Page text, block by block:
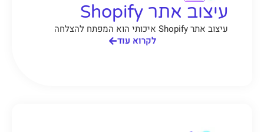
עיצוב אתר Shopify
עיצוב אתר Shopify איכותי הוא המפתח להצלחה
לקרוא עוד